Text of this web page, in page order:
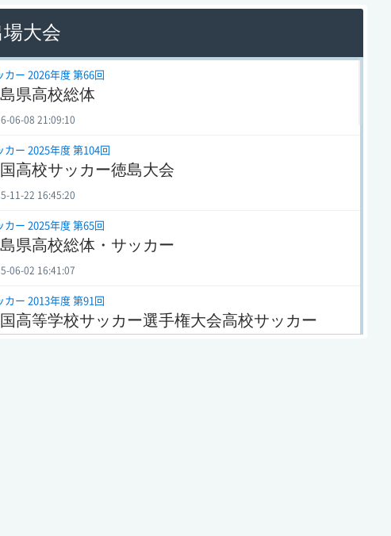
場大会
カー 2026年度 第66回
県高校総体
06-08 21:09:10
カー 2025年度 第104回
高校サッカー徳島大会
11-22 16:45:20
カー 2025年度 第65回
県高校総体・サッカー
06-02 16:41:07
カー 2013年度 第91回
高等学校サッカー選手権大会高校サッカー